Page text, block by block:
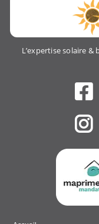
L’expertise solaire